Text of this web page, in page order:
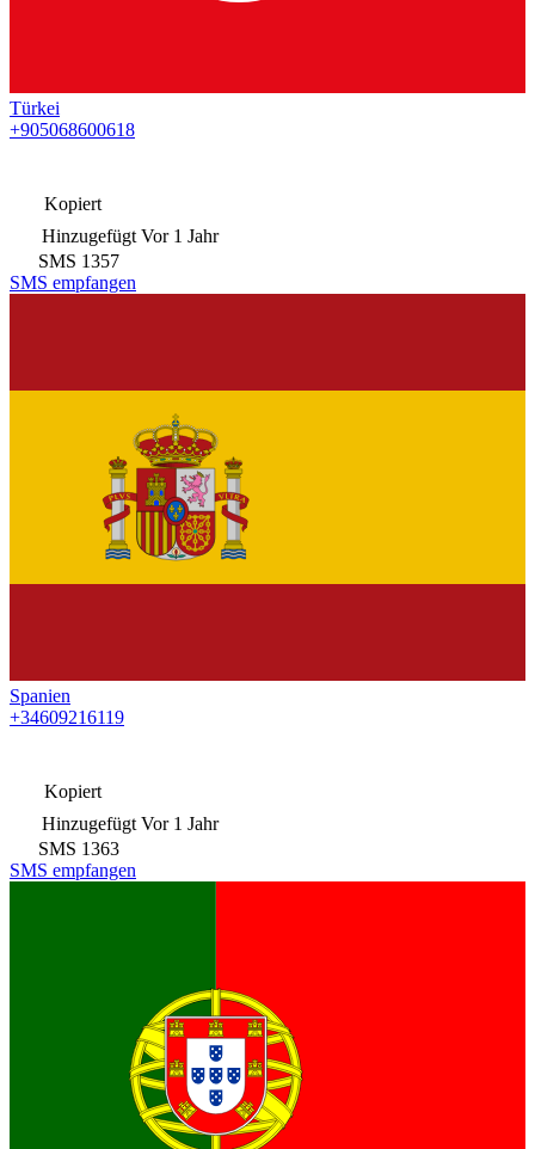
Türkei
+905068600618
Kopiert
Hinzugefügt Vor 1 Jahr
SMS 1357
SMS empfangen
Spanien
+34609216119
Kopiert
Hinzugefügt Vor 1 Jahr
SMS 1363
SMS empfangen